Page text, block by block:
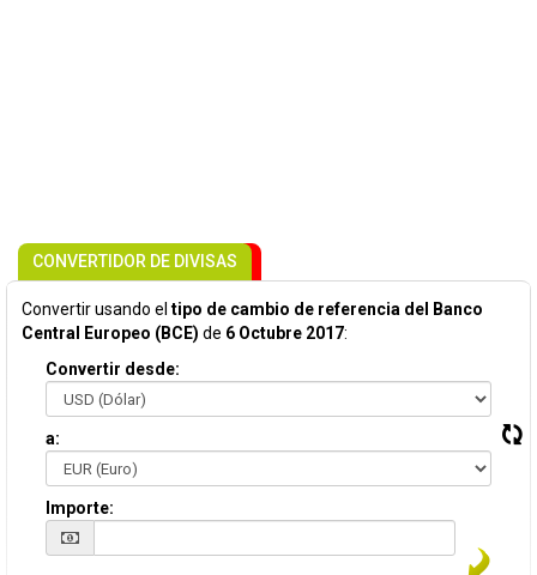
CONVERTIDOR DE DIVISAS
Convertir usando el tipo de cambio de referencia del Banco
Central Europeo (BCE) de 6 Octubre 2017:
Convertir desde:
a:
Importe: